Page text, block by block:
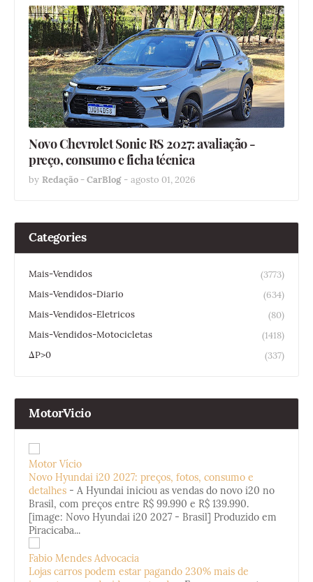
Novo Chevrolet Sonic RS 2027: avaliação -
preço, consumo e ficha técnica
by Redação - CarBlog - agosto 01, 2026
Categories
Mais-Vendidos
(3773)
Mais-Vendidos-Diario
(634)
Mais-Vendidos-Eletricos
(80)
Mais-Vendidos-Motocicletas
(1418)
ΔP>0
(337)
MotorVicio
Motor Vício
Novo Hyundai i20 2027: preços, fotos, consumo e
detalhes - A Hyundai iniciou as vendas do novo i20 no
Brasil, com preços entre R$ 99.990 e R$ 139.990.
[image: Novo Hyundai i20 2027 - Brasil] Produzido em
Piracicaba...
Fabio Mendes Advocacia
Lojas carros podem estar pagando 230% mais de